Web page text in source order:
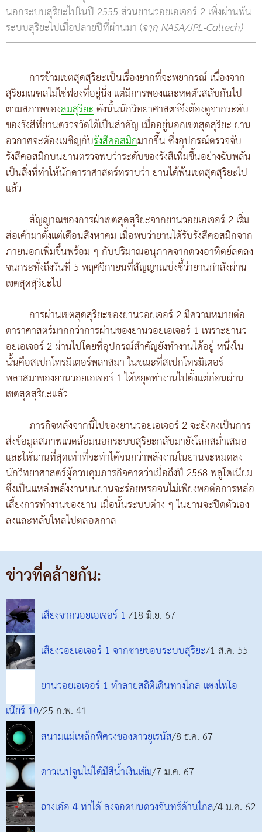
นอกระบบสุริยะไปในปี 2555 ส่วนยานวอยเอเจอร์ 2 เพิ่งผ่านพ้น
ระบบสุริยะไปเมื่อปลายปีที่ผ่านมา (จาก NASA/JPL-Caltech)
การข้ามเขตสุดสุริยะเป็นเรื่องยากที่จะพยากรณ์ เนื่องจาก
สุริยมณฑลไม่ใช่ฟองที่อยู่นิ่ง แต่มีการพองและหดตัวสลับกันไป
ตามสภาพของลมสุริยะดังนั้นนักวิทยาศาสตร์จึงต้องดูจากระดับ
ของรังสีที่ยานตรวจวัดได้เป็นสำคัญ เมื่ออยู่นอกเขตสุดสุริยะ ยาน
อวกาศจะต้องเผชิญกับรังสีคอสมิกมากขึ้น ซึ่งอุปกรณ์ตรวจจับ
รังสีคอสมิกบนยานตรวจพบว่าระดับของรังสีเพิ่มขึ้นอย่างฉับพลัน
เป็นสิ่งที่ทำให้นักดาราศาสตร์ทราบว่า ยานได้พ้นเขตสุดสุริยะไป
แล้ว
สัญญาณของการฝ่าเขตสุดสุริยะจากยานวอยเอเจอร์ 2 เริ่ม
ส่อเค้ามาตั้งแต่เดือนสิงหาคม เมื่อพบว่ายานได้รับรังสีคอสมิกจาก
ภายนอกเพิ่มขึ้นพร้อม ๆ กับปริมาณอนุภาคจากดวงอาทิตย์ลดลง
จนกระทั่งถึงวันที่ 5 พฤศจิกายนที่สัญญาณบ่งชี้ว่ายานกำลังผ่าน
เขตสุดสุริยะไป
การผ่านเขตสุดสุริยะของยานวอยเจอร์ 2 มีความหมายต่อ
ดาราศาสตร์มากกว่าการผ่านของยานวอยเอเจอร์ 1 เพราะยานว
อยเอเจอร์ 2 ผ่านไปโดยที่อุปกรณ์สำคัญยังทำงานได้อยู่ หนึ่งใน
นั้นคือสเปกโทรมิเตอร์พลาสมา ในขณะที่สเปกโทรมิเตอร์
พลาสมาของยานวอยเอเจอร์ 1 ได้หยุดทำงานไปตั้งแต่ก่อนผ่าน
เขตสุดสุริยะแล้ว
ภารกิจหลังจากนี้ไปของยานวอยเอเจอร์ 2 จะยังคงเป็นการ
ส่งข้อมูลสภาพแวดล้อมนอกระบบสุริยะกลับมายังโลกสม่ำเสมอ
และให้นานที่สุดเท่าที่จะทำได้จนกว่าพลังงานในยานจะหมดลง
นักวิทยาศาสตร์ผู้ควบคุมภารกิจคาดว่าเมื่อถึงปี 2568 พลูโตเนียม
ซึ่งเป็นแหล่งพลังงานบนยานจะร่อยหรอจนไม่เพียงพอต่อการหล่อ
เลี้ยงการทำงานของยาน เมื่อนั้นระบบต่าง ๆ ในยานจะปิดตัวเอง
ลงและหลับใหลไปตลอดกาล
ข่าวที่คล้ายกัน:
เสียงจากวอยเอเจอร์ 1/18 มิ.ย. 67
เสียงวอยเอเจอร์ 1 จากชายขอบระบบสุริยะ/1 ส.ค. 55
ยานวอยเอเจอร์ 1 ทำลายสถิติเดินทางไกล แซงไพโอ
เนียร์ 10/25 ก.พ. 41
สนามแม่เหล็กพิศวงของดาวยูเรนัส/8 ธ.ค. 67
ดาวเนปจูนไม่ได้มีสีน้ำเงินเข้ม/7 ม.ค. 67
ฉางเอ๋อ 4 ทำได้ ลงจอดบนดวงจันทร์ด้านไกล/4 ม.ค. 62